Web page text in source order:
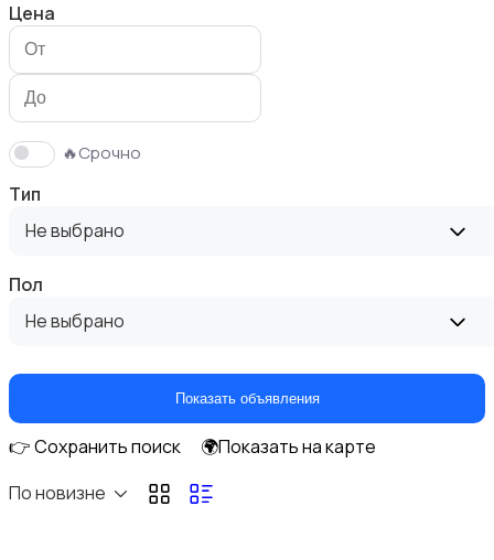
Товары для здоровья
Стрижка и удаление волос
Цена
🔥Срочно
Тип
Не выбрано
Пол
Не выбрано
Показать объявления
👉 Сохранить поиск
🌍Показать на карте
По новизне